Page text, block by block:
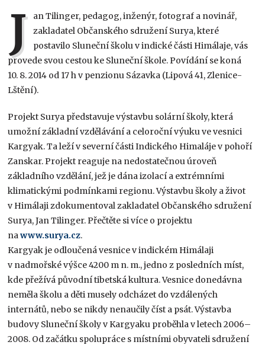
J an Tilinger, pedagog, inženýr, fotograf a novinář,
zakladatel Občanského sdružení Surya, které
postavilo Sluneční školu v indické části Himálaje, vás
provede svou cestou ke Sluneční škole. Povídání se koná
10. 8. 2014 od 17 h v penzionu Sázavka (Lipová 41, Zlenice-
Lštění).
Projekt Surya představuje výstavbu solární školy, která
umožní základní vzdělávání a celoroční výuku ve vesnici
Kargyak. Ta leží v severní části Indického Himaláje v pohoří
Zanskar. Projekt reaguje na nedostatečnou úroveň
základního vzdělání, jež je dána izolací a extrémními
klimatickými podmínkami regionu. Výstavbu školy a život
v Himálaji zdokumentoval zakladatel Občanského sdružení
Surya, Jan Tilinger. Přečtěte si více o projektu
nawww.surya.cz.
Kargyak je odloučená vesnice v indickém Himálaji
v nadmořské výšce 4200 m n. m., jedno z posledních míst,
kde přežívá původní tibetská kultura. Vesnice donedávna
neměla školu a děti musely odcházet do vzdálených
internátů, nebo se nikdy nenaučily číst a psát. Výstavba
budovy Sluneční školy v Kargyaku proběhla v letech 2006–
2008. Od začátku spolupráce s místními obyvateli sdružení